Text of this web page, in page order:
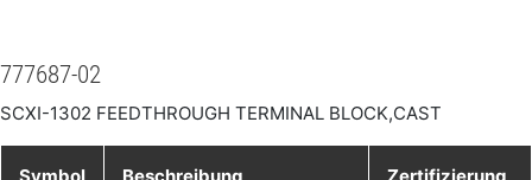
777687-02
SCXI-1302 FEEDTHROUGH TERMINAL BLOCK,CAST